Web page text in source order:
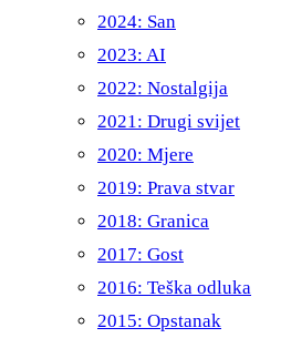
2024: San
2023: AI
2022: Nostalgija
2021: Drugi svijet
2020: Mjere
2019: Prava stvar
2018: Granica
2017: Gost
2016: Teška odluka
2015: Opstanak